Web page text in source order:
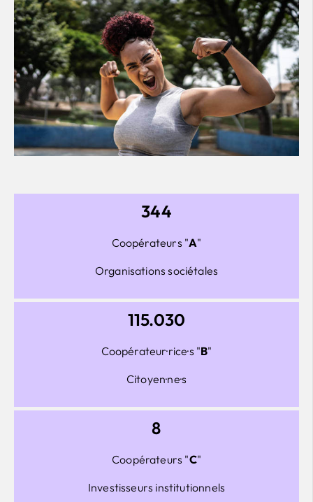
344
Coopérateurs "A"
Organisations sociétales
115.030
Coopérateur·rice·s "B"
Citoyen·ne·s
8
Coopérateurs "C"
Investisseurs institutionnels